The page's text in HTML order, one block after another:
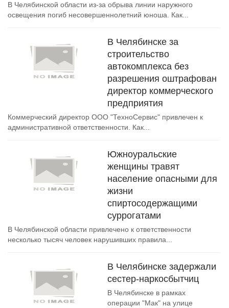
В Челябинской области из-за обрыва линии наружного
освещения погиб несовершеннолетний юноша. Как...
В Челябинске за
строительство
автокомплекса без
разрешения оштрафован
директор коммерческого
предприятия
Коммерческий директор ООО "ТехноСервис" привлечен к
административной ответственности. Как...
Южноуральские
женщины травят
население опасными для
жизни
спиртосодержащими
суррогатами
В Челябинской области привлечено к ответственности
несколько тысяч человек нарушивших правила...
В Челябинске задержали
сестер-наркосбытчиц
В Челябинске в рамках
операции "Мак" на улице